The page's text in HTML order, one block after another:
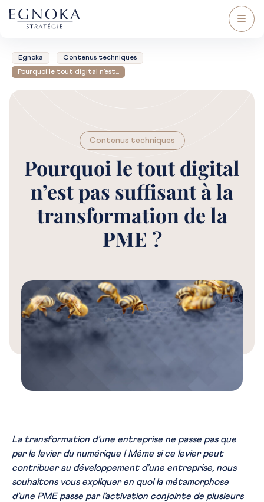
Egnoka
Contenus techniques
Pourquoi le tout digital n’est…
Contenus techniques
Pourquoi le tout digital
n’est pas suffisant à la
transformation de la
PME ?
La transformation d’une entreprise ne passe pas que
par le levier du numérique ! Même si ce levier peut
contribuer au développement d’une entreprise, nous
souhaitons vous expliquer en quoi la métamorphose
d’une PME passe par l’activation conjointe de plusieurs